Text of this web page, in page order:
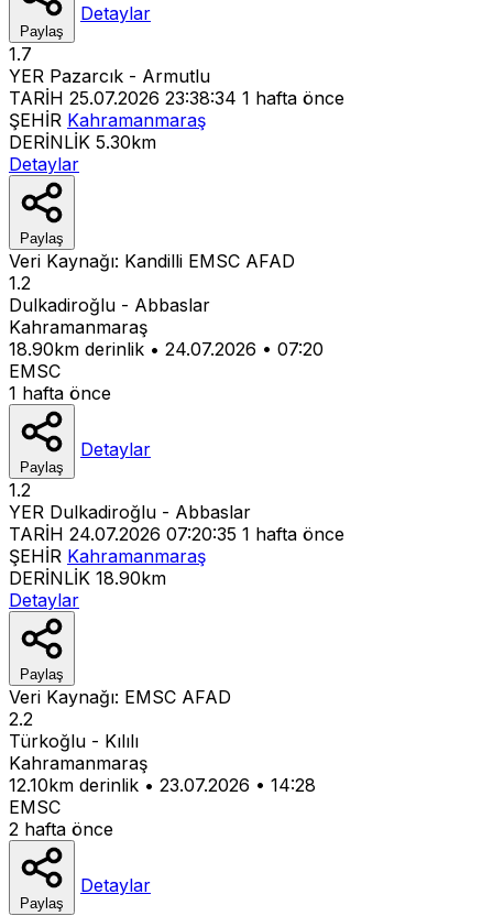
Paylaş
Detaylar
1.7
YER Pazarcık - Armutlu
TARİH 25.07.2026 23:38:34 1 hafta önce
ŞEHİR Kahramanmaraş
DERİNLİK 5.30km
Detaylar
Paylaş
Veri Kaynağı: Kandilli EMSC AFAD
1.2
Dulkadiroğlu - Abbaslar
Kahramanmaraş
18.90km derinlik • 24.07.2026 • 07:20
EMSC
1 hafta önce
Paylaş
Detaylar
1.2
YER Dulkadiroğlu - Abbaslar
TARİH 24.07.2026 07:20:35 1 hafta önce
ŞEHİR Kahramanmaraş
DERİNLİK 18.90km
Detaylar
Paylaş
Veri Kaynağı: EMSC AFAD
2.2
Türkoğlu - Kılılı
Kahramanmaraş
12.10km derinlik • 23.07.2026 • 14:28
EMSC
2 hafta önce
Paylaş
Detaylar